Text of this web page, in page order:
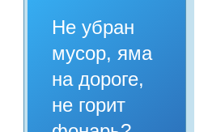
Не убран
мусор, яма
на дороге,
не горит